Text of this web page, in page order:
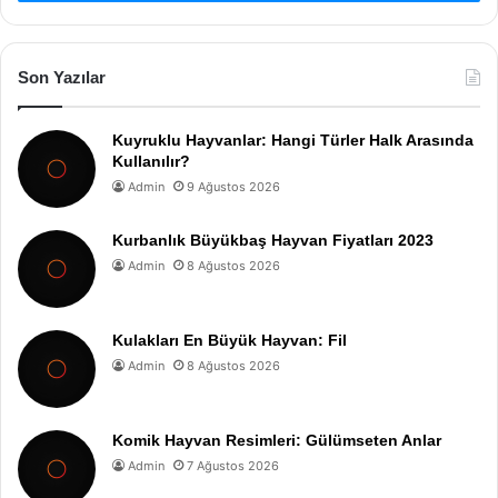
Son Yazılar
Kuyruklu Hayvanlar: Hangi Türler Halk Arasında
Kullanılır?
Admin 9 Ağustos 2026
Kurbanlık Büyükbaş Hayvan Fiyatları 2023
Admin 8 Ağustos 2026
Kulakları En Büyük Hayvan: Fil
Admin 8 Ağustos 2026
Komik Hayvan Resimleri: Gülümseten Anlar
Admin 7 Ağustos 2026